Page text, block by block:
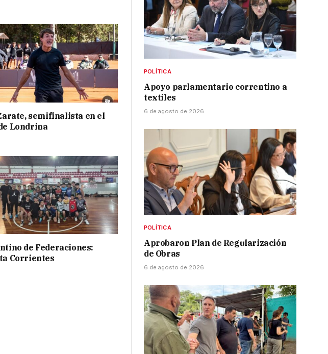
semifinalista en el
Londrina
de Federaciones:
Corrientes
POLÍTICA
Apoyo parlamentario correntino a
textiles
6 de agosto de 2026
POLÍTICA
Aprobaron Plan de Regularización
de Obras
6 de agosto de 2026